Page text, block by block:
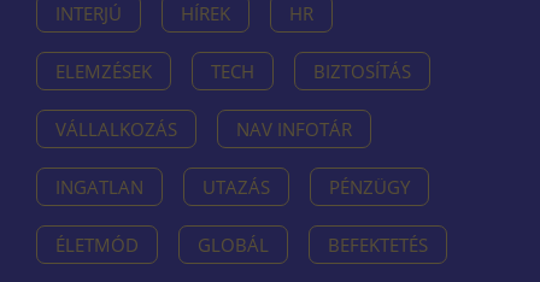
INTERJÚ HÍREK HR
ELEMZÉSEK TECH BIZTOSÍTÁS
VÁLLALKOZÁS NAV INFOTÁR
INGATLAN UTAZÁS PÉNZÜGY
ÉLETMÓD GLOBÁL BEFEKTETÉS